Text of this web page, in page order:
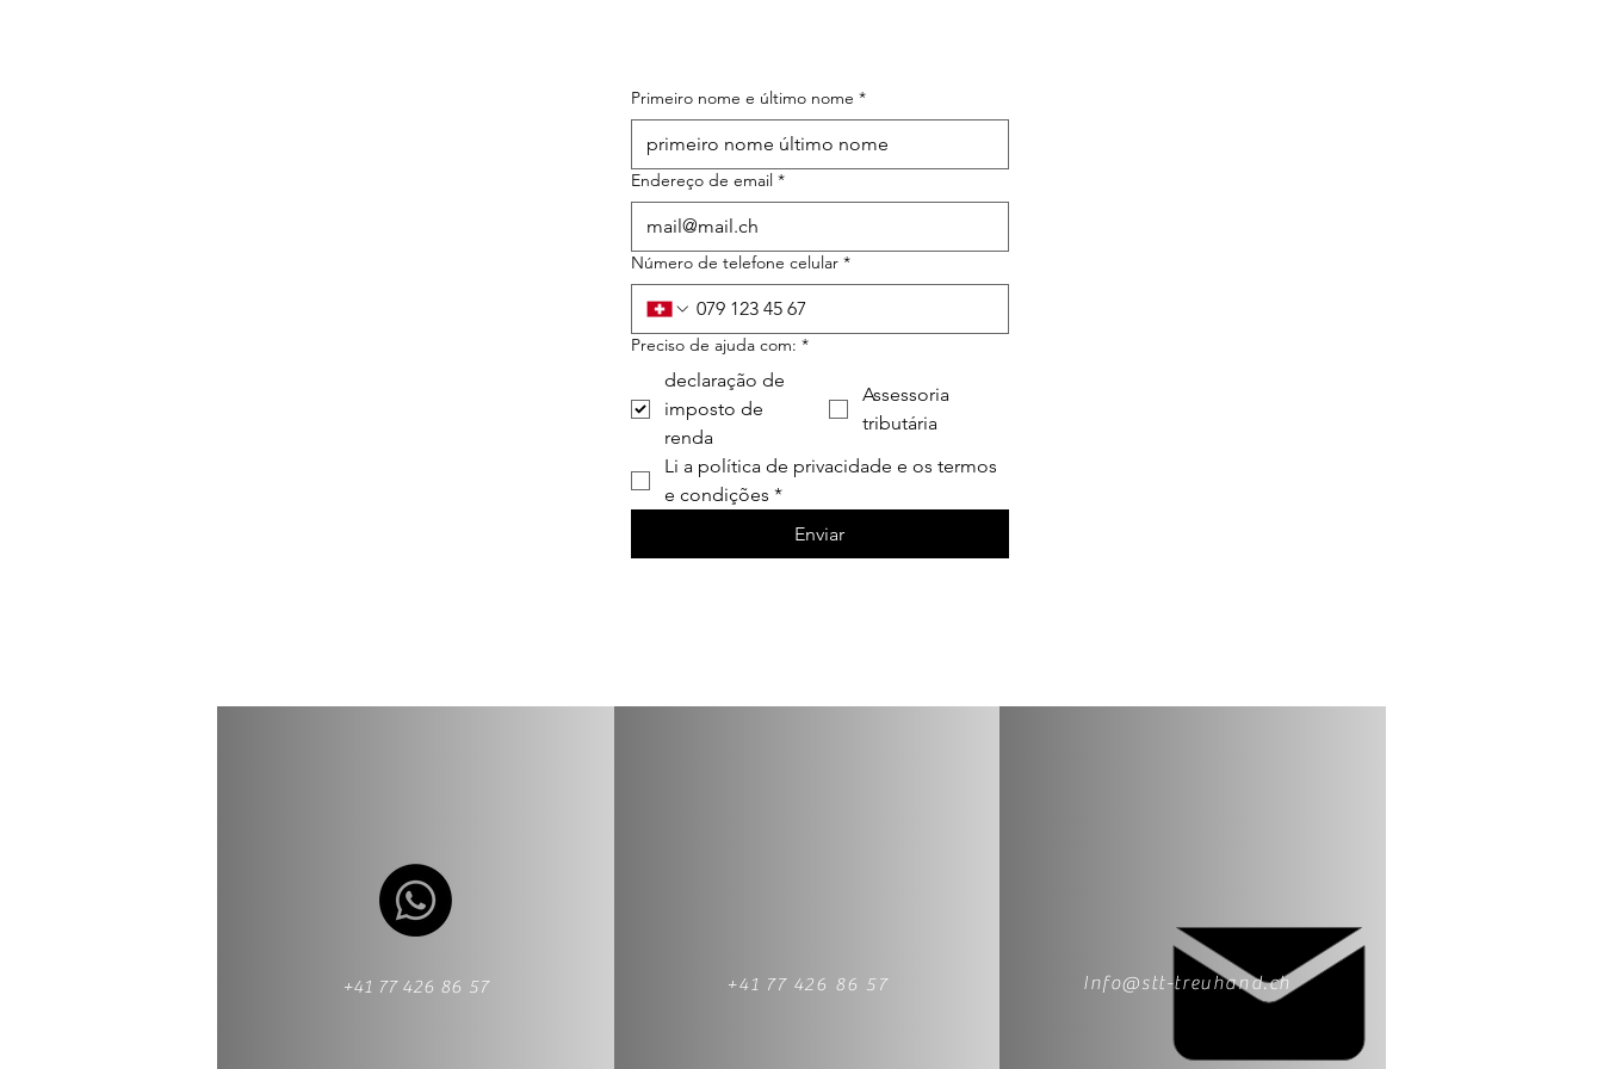
Primeiro nome e último nome *
Endereço de email *
Número de telefone celular *
Preciso de ajuda com: *
declaração de
imposto de
renda
Assessoria
tributária
Li a política de privacidade e os termos
e condições *
Enviar
+41 77 426 86 57 +41 77 426 86 57 Info@stt-treuhand.ch